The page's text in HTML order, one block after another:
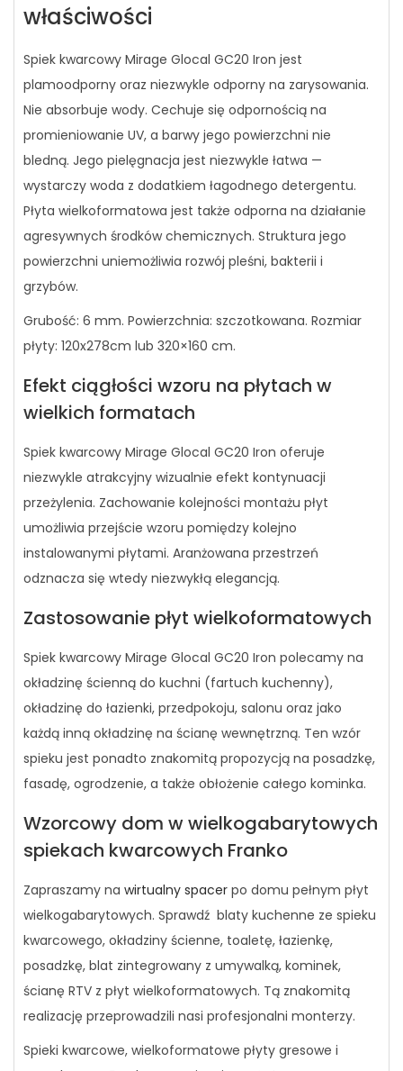
właściwości
Spiek kwarcowy Mirage Glocal GC20 Iron jest
plamoodporny oraz niezwykle odporny na zarysowania.
Nie absorbuje wody. Cechuje się odpornością na
promieniowanie UV, a barwy jego powierzchni nie
bledną. Jego pielęgnacja jest niezwykle łatwa —
wystarczy woda z dodatkiem łagodnego detergentu.
Płyta wielkoformatowa jest także odporna na działanie
agresywnych środków chemicznych. Struktura jego
powierzchni uniemożliwia rozwój pleśni, bakterii i
grzybów.
Grubość: 6 mm. Powierzchnia: szczotkowana. Rozmiar
płyty: 120x278cm lub 320×160 cm.
Efekt ciągłości wzoru na płytach w
wielkich formatach
Spiek kwarcowy Mirage Glocal GC20 Iron oferuje
niezwykle atrakcyjny wizualnie efekt kontynuacji
przeżylenia. Zachowanie kolejności montażu płyt
umożliwia przejście wzoru pomiędzy kolejno
instalowanymi płytami. Aranżowana przestrzeń
odznacza się wtedy niezwykłą elegancją.
Zastosowanie płyt wielkoformatowych
Spiek kwarcowy Mirage Glocal GC20 Iron polecamy na
okładzinę ścienną do kuchni (fartuch kuchenny),
okładzinę do łazienki, przedpokoju, salonu oraz jako
każdą inną okładzinę na ścianę wewnętrzną. Ten wzór
spieku jest ponadto znakomitą propozycją na posadzkę,
fasadę, ogrodzenie, a także obłożenie całego kominka.
Wzorcowy dom w wielkogabarytowych
spiekach kwarcowych Franko
Zapraszamy na wirtualny spacer po domu pełnym płyt
wielkogabarytowych. Sprawdź blaty kuchenne ze spieku
kwarcowego, okładziny ścienne, toaletę, łazienkę,
posadzkę, blat zintegrowany z umywalką, kominek,
ścianę RTV z płyt wielkoformatowych. Tą znakomitą
realizację przeprowadzili nasi profesjonalni monterzy.
Spieki kwarcowe, wielkoformatowe płyty gresowe i